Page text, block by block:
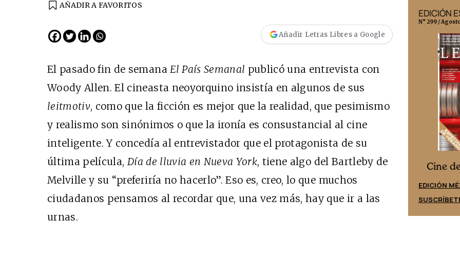
AÑADIR A FAVORITOS
Añadir Letras Libres a Google
El pasado fin de semanaEl País Semanal publicó una entrevista con
Woody Allen. El cineasta neoyorquino insistía en algunos de sus
leitmotiv, como que la ficción es mejor que la realidad, que pesimismo
y realismo son sinónimos o que la ironía es consustancial al cine
inteligente. Y concedía al entrevistador que el protagonista de su
última película, Día de lluvia en Nueva York, tiene algo del Bartleby de
Melville y su “preferiría no hacerlo”. Eso es, creo, lo que muchos
ciudadanos pensamos al recordar que, una vez más, hay que ir a las
urnas.
Cine desde los márgenes
EDICIÓN MÉXICO
SUSCRÍBETE
Cine desde los márgenes
EDICIÓN ESPAÑA
SUSCRÍBETE
EDICIÓN
N° 299 /
Cine
EDICIÓN